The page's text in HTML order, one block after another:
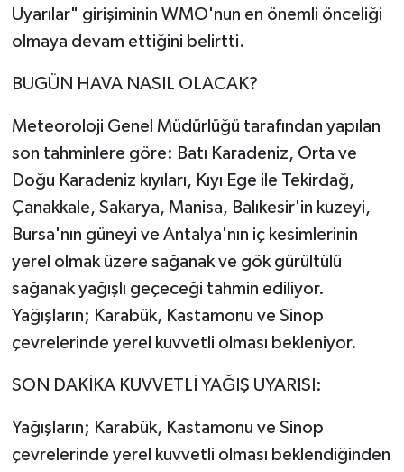
Uyarılar" girişiminin WMO'nun en önemli önceliği
olmaya devam ettiğini belirtti.
BUGÜN HAVA NASIL OLACAK?
Meteoroloji Genel Müdürlüğü tarafından yapılan
son tahminlere göre: Batı Karadeniz, Orta ve
Doğu Karadeniz kıyıları, Kıyı Ege ile Tekirdağ,
Çanakkale, Sakarya, Manisa, Balıkesir'in kuzeyi,
Bursa'nın güneyi ve Antalya'nın iç kesimlerinin
yerel olmak üzere sağanak ve gök gürültülü
sağanak yağışlı geçeceği tahmin ediliyor.
Yağışların; Karabük, Kastamonu ve Sinop
çevrelerinde yerel kuvvetli olması bekleniyor.
SON DAKİKA KUVVETLİ YAĞIŞ UYARISI:
Yağışların; Karabük, Kastamonu ve Sinop
çevrelerinde yerel kuvvetli olması beklendiğinden